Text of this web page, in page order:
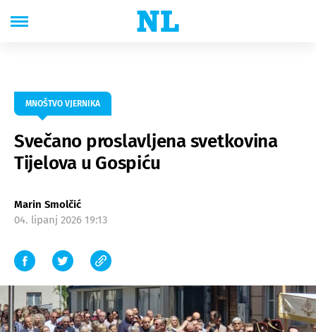
MNOŠTVO VJERNIKA
Svečano proslavljena svetkovina
Tijelova u Gospiću
Marin Smolčić
04. lipanj 2026 19:13